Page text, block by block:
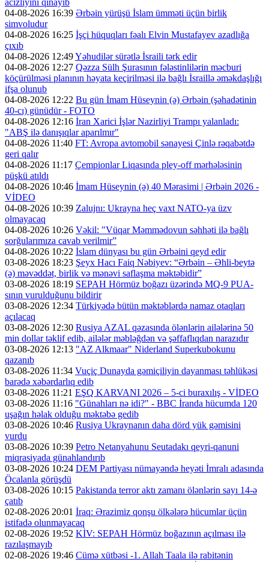
acizliyini qınayıb
04-08-2026 16:39 Ərbəin yürüşü İslam ümməti üçün birlik
simvoludur
04-08-2026 16:25 İşçi hüquqları fəalı Elvin Mustafayev azadlığa
çıxıb
04-08-2026 12:49Yəhudilər sürətlə İsraili tərk edir
04-08-2026 12:27 Qəzza Sülh Şurasının fələstinlilərin məcburi
köçürülməsi planının həyata keçirilməsi ilə bağlı İsraillə əməkdaşlığı
ifşa olunub
04-08-2026 12:22 Bu gün İmam Hüseynin (ə) Ərbəin (şəhadətinin
40-cı) günüdür - FOTO
04-08-2026 12:16 İran Xarici İşlər Nazirliyi Trampı yalanladı:
"ABŞ ilə danışıqlar aparılmır"
04-08-2026 11:40 FT: Avropa avtomobil sənayesi Çinlə rəqabətdə
geri qalır
04-08-2026 11:17 Çempionlar Liqasında pley-off mərhələsinin
püşkü atıldı
04-08-2026 10:46 İmam Hüseynin (ə) 40 Mərasimi | Ərbəin 2026 -
VİDEO
04-08-2026 10:39 Zalujnı: Ukrayna heç vaxt NATO-ya üzv
olmayacaq
04-08-2026 10:26 Vəkil: "Vüqar Məmmədovun səhhəti ilə bağlı
sorğularımıza cavab verilmir”
04-08-2026 10:22 İslam dünyası bu gün Ərbəini qeyd edir
03-08-2026 18:23 Şeyx Hacı Faiq Nəbiyev: “Ərbəin – Əhli-beytə
(ə) məvəddət, birlik və mənəvi saflaşma məktəbidir”
03-08-2026 18:19 SEPAH Hörmüz boğazı üzərində MQ-9 PUA-
sının vurulduğunu bildirir
03-08-2026 12:34 Türkiyədə bütün məktəblərdə namaz otaqları
açılacaq
03-08-2026 12:30 Rusiya AZAL qəzasında ölənlərin ailələrinə 50
min dollar təklif edib, ailələr məbləğdən və şəffaflıqdan narazıdır
03-08-2026 12:13 "AZ Alkmaar" Niderland Superkubokunu
qazanıb
03-08-2026 11:34 Vuçiç Dunayda gəmiçiliyin dayanması təhlükəsi
barədə xəbərdarlıq edib
03-08-2026 11:21 EŞQ KARVANI 2026 – 5-ci buraxılış - VİDEO
03-08-2026 11:16 "Günahları nə idi?" - BBC İranda hücumda 120
uşağın həlak olduğu məktəbə gedib
03-08-2026 10:46 Rusiya Ukraynanın daha dörd yük gəmisini
vurdu
03-08-2026 10:39 Petro Netanyahunu Seutadakı qeyri-qanuni
miqrasiyada günahlandırıb
03-08-2026 10:24 DEM Partiyası nümayəndə heyəti İmralı adasında
Öcalanla görüşdü
03-08-2026 10:15 Pakistanda terror aktı zamanı ölənlərin sayı 14-ə
çatıb
02-08-2026 20:01 İraq: Ərazimiz qonşu ölkələrə hücumlar üçün
istifadə olunmayacaq
02-08-2026 19:52 KİV: SEPAH Hörmüz boğazının açılması ilə
razılaşmayıb
02-08-2026 19:46 Cümə xütbəsi -1. Allah Taala ilə rabitənin